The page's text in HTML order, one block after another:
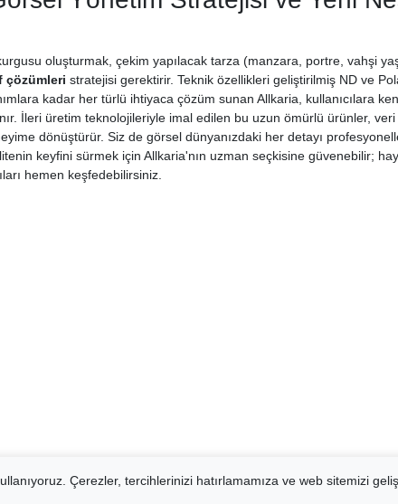
oluşturmak, çekim yapılacak tarza (manzara, portre, vahşi
çözümleri stratejisi gerektirir. Teknik özellikleri geliştirilmiş ND ve
kadar her türlü ihtiyaca çözüm sunan Allkaria, kullanıcılara
İleri üretim teknolojileriyle imal edilen bu uzun ömürlü ürünler, veri
dönüştürür. Siz de görsel dünyanızdaki her detayı
keyfini sürmek için Allkaria'nın uzman seçkisine güvenebilir;
hemen keşfedebilirsiniz.
Çerezler, tercihlerinizi hatırlamamıza ve web sitemizi